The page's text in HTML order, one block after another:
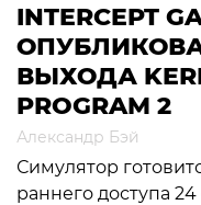
INTERCEPT
ВЫХОДА
PROGRAM 2
Александр Бэй
Симулятор
раннего доступа